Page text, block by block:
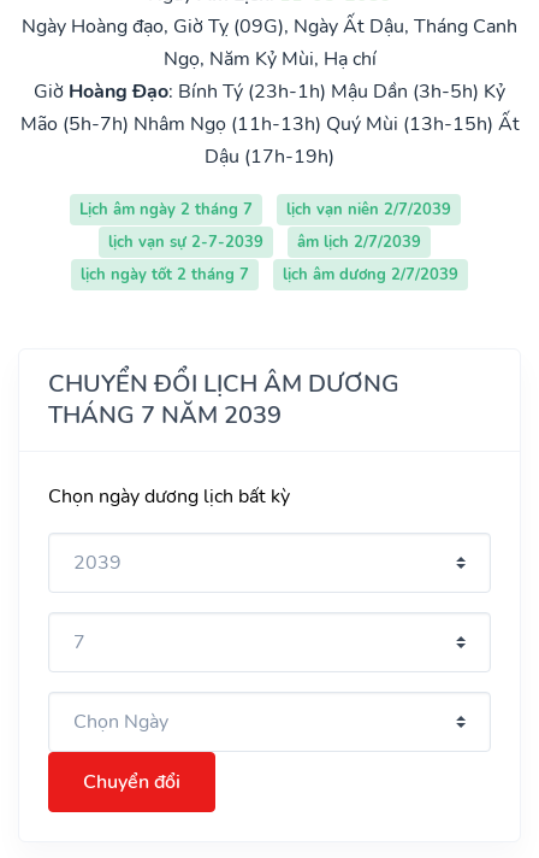
Ngày Hoàng đạo, Giờ Tỵ (09G), Ngày Ất Dậu, Tháng Canh
Ngọ, Năm Kỷ Mùi, Hạ chí
Giờ Hoàng Đạo: Bính Tý (23h-1h) Mậu Dần (3h-5h) Kỷ
Mão (5h-7h) Nhâm Ngọ (11h-13h) Quý Mùi (13h-15h) Ất
Dậu (17h-19h)
Lịch âm ngày 2 tháng 7
lịch vạn niên 2/7/2039
lịch vạn sự 2-7-2039
âm lịch 2/7/2039
lịch ngày tốt 2 tháng 7
lịch âm dương 2/7/2039
CHUYỂN ĐỔI LỊCH ÂM DƯƠNG
THÁNG 7 NĂM 2039
Chọn ngày dương lịch bất kỳ
Chuyển đổi